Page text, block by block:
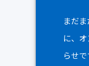
まだ
に、
らせで